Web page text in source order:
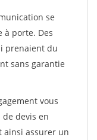
se
à porte. Des
prenaient du
sans garantie
vous
devis en
ainsi assurer un